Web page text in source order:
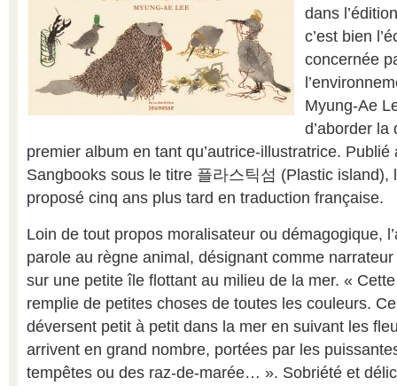
dans
c’est bien
concernée
Myung-Ae
d’aborder
premier album en tant qu’autrice-illustratrice.
Sangbooks sous le titre 플라스틱섬 (Plastic island),
proposé cinq ans plus tard en traduction française.
Loin de tout propos moralisateur ou démagogique,
parole au règne animal, désignant comme
sur une petite île flottant au milieu de la mer. «
remplie de petites choses de toutes les couleurs.
déversent petit à petit dans la mer en suivant les
arrivent en grand nombre, portées par les
tempêtes ou des raz-de-marée… ». Sobriété et